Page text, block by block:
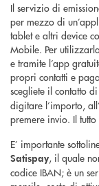
Il servizio di
per mezzo di
tablet e altri device
Mobile. Per
e tramite l’app
propri contatti e
scegliete il contatto
digitare l’importo,
premere invio. Il
E’ importante
Satispay, il quale
codice IBAN; è un